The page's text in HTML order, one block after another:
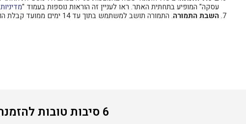
עסקה" המופיע בתחתית האתר. ראו לעניין זה הוראות נוספות בעמוד "
השבת התמורה. התמורה תושב למשתמש בתוך עד 14 ימים ממועד קבלת הודעת הביטול כאמור לעיל באותה הדרך בה בוצע התשלום.
6 סיבות טובות להזמנת חופשה באמור קלאב תיירות ונופש